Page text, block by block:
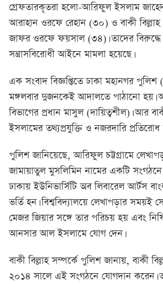
গ্রেফতারকৃতরা হলো-আরিফুল ইসলাম
আরাহান ওরফে রেহান (৩০) ও বাকী
জাফর ওরফে ফয়সাল (৩৪)। তাদের
সন্ত্রাসবিরোধী আইনে মামলা হয়েছে।
এক সংবাদ বিজ্ঞপ্তিতে ঢাকা মহানগর
মঙ্গলবার দুজনকেই আদালতে পাঠানো হয়।
বিভাগের প্রধান মাসুল (দায়িত্বশীল)। আর
ইসলামের তথ্যপ্রযুক্তি ও নজরদারি প্রতিরোধ
পুলিশ জানিয়েছে, আরিফুল চট্টগ্রামে
জামায়াতুল মুসলিমিন নামের একটি
ঢাকায় ইউনিভার্সিটি অব লিবারেল আর্টস
ভর্তি হন। বিশ্ববিদ্যালয়ে লেখাপড়ার সময়ই
মেজর জিয়ার সঙ্গে তার পরিচয় হয় এবং
আনসার আল ইসলামে যোগ দেন।
বাকী বিল্লাহ সম্পর্কে পুলিশ জানায়, বাকী
২০১৪ সালে এই সংগঠনে যোগদান করেন।